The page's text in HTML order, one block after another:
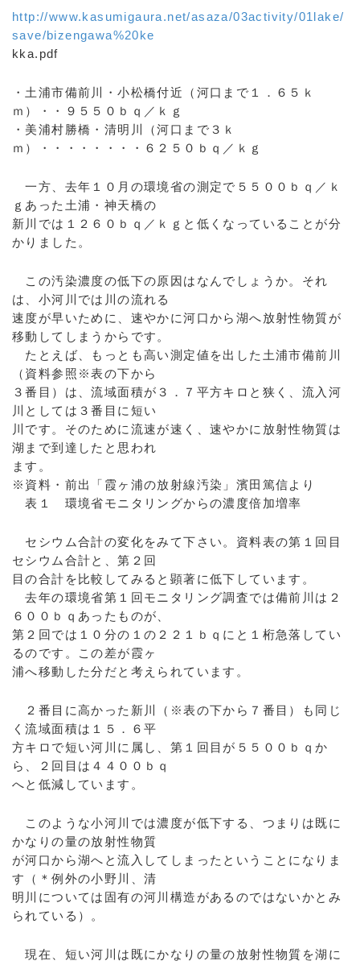
http://www.kasumigaura.net/asaza/03activity/01lake/
save/bizengawa%20ke
kka.pdf
・土浦市備前川・小松橋付近（河口まで１．６５ｋ
ｍ）・・９５５０ｂｑ／ｋｇ
・美浦村勝橋・清明川（河口まで３ｋ
ｍ）・・・・・・・・６２５０ｂｑ／ｋｇ
一方、去年１０月の環境省の測定で５５００ｂｑ／ｋ
ｇあった土浦・神天橋の
新川では１２６０ｂｑ／ｋｇと低くなっていることが分
かりました。
この汚染濃度の低下の原因はなんでしょうか。それ
は、小河川では川の流れる
速度が早いために、速やかに河口から湖へ放射性物質が
移動してしまうからです。
たとえば、もっとも高い測定値を出した土浦市備前川
（資料参照※表の下から
３番目）は、流域面積が３．７平方キロと狭く、流入河
川としては３番目に短い
川です。そのために流速が速く、速やかに放射性物質は
湖まで到達したと思われ
ます。
※資料・前出「霞ヶ浦の放射線汚染」濱田篤信より
表１ 環境省モニタリングからの濃度倍加増率
セシウム合計の変化をみて下さい。資料表の第１回目
セシウム合計と、第２回
目の合計を比較してみると顕著に低下しています。
去年の環境省第１回モニタリング調査では備前川は２
６００ｂｑあったものが、
第２回では１０分の１の２２１ｂｑにと１桁急落してい
るのです。この差が霞ヶ
浦へ移動した分だと考えられています。
２番目に高かった新川（※表の下から７番目）も同じ
く流域面積は１５．６平
方キロで短い河川に属し、第１回目が５５００ｂｑか
ら、２回目は４４００ｂｑ
へと低減しています。
このような小河川では濃度が低下する、つまりは既に
かなりの量の放射性物質
が河口から湖へと流入してしまったということになりま
す（＊例外の小野川、清
明川については固有の河川構造があるのではないかとみ
られている）。
現在、短い河川は既にかなりの量の放射性物質を湖に